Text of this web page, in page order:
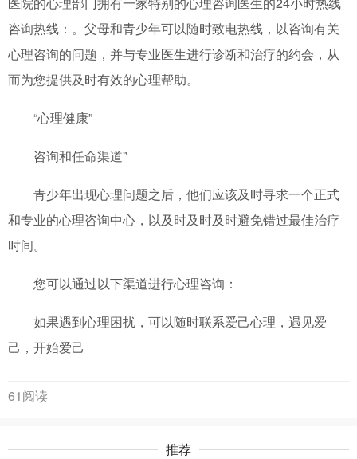
咨询热线：。父母和青少年可以随时致电热线，以咨询有关
心理咨询的问题，并与专业医生进行诊断和治疗的约会，从
而为您提供及时有效的心理帮助。
“心理健康”
咨询和任命渠道”
青少年出现心理问题之后，他们应该及时寻求一个正式
和专业的心理咨询中心，以及时及时及时避免错过最佳治疗
时间。
您可以通过以下渠道进行心理咨询：
如果遇到心理困扰，可以随时联系爱己心理，遇见爱
己，开始爱己
61阅读
推荐